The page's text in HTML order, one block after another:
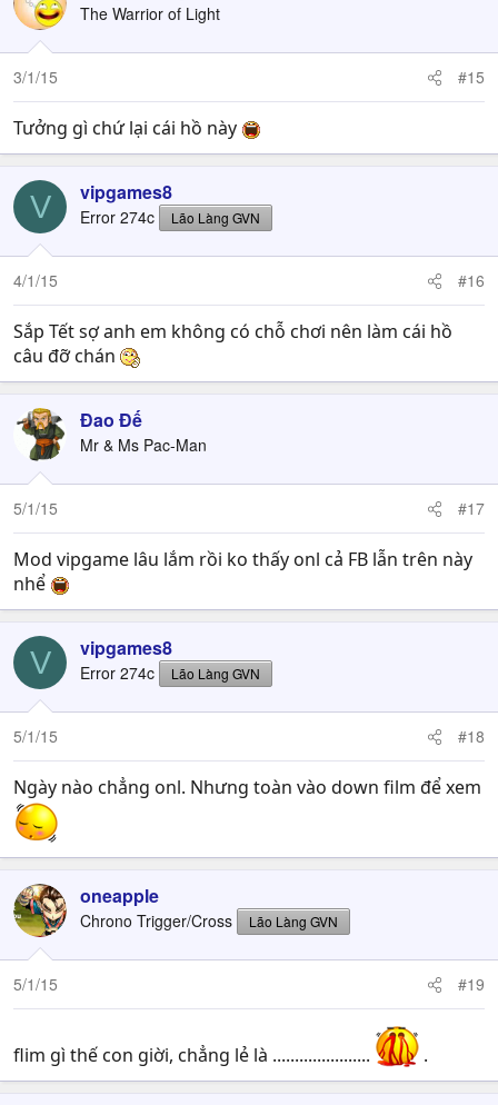
The Warrior of Light
3/1/15 #15
Tưởng gì chứ lại cái hồ này
V vipgames8
Error 274c Lão Làng GVN
4/1/15 #16
Sắp Tết sợ anh em không có chỗ chơi nên làm cái hồ
câu đỡ chán
Đao Đế
Mr & Ms Pac-Man
5/1/15 #17
Mod vipgame lâu lắm rồi ko thấy onl cả FB lẫn trên này
nhể
V vipgames8
Error 274c Lão Làng GVN
5/1/15 #18
Ngày nào chẳng onl. Nhưng toàn vào down film để xem
oneapple
Chrono Trigger/Cross Lão Làng GVN
5/1/15 #19
flim gì thế con giời, chẳng lẻ là ...................... .